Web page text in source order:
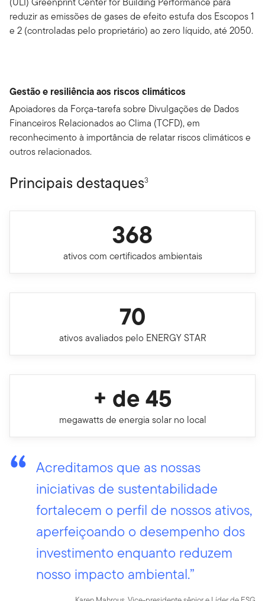
reduzir as emissões de gases de efeito estufa dos Escopos 1
e 2 (controladas pelo proprietário) ao zero líquido, até 2050.
Gestão e resiliência aos riscos climáticos
Apoiadores da Força-tarefa sobre Divulgações de Dados
Financeiros Relacionados ao Clima (TCFD), em
reconhecimento à importância de relatar riscos climáticos e
outros relacionados.
Principais destaques3
368
ativos com certificados ambientais
70
ativos avaliados pelo ENERGY STAR
+ de 45
megawatts de energia solar no local
Acreditamos que as nossas
iniciativas de sustentabilidade
fortalecem o perfil de nossos ativos,
aperfeiçoando o desempenho dos
investimento enquanto reduzem
nosso impacto ambiental.”